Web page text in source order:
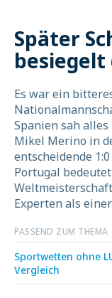
Später
besiegelt
Es war ein
Spanien sah
Mikel Merino in
entscheidende
Portugal
Experten als
PASSEND ZUM THEMA
Sportwetten ohne
Vergleich